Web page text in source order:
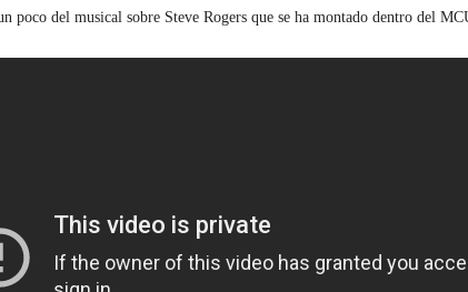
poco del musical sobre Steve Rogers que se ha montado dentro del